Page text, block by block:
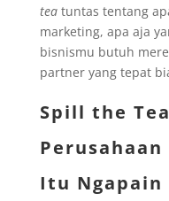
teatuntas tentang
marketing, apa aja
bisnismu butuh
partner yang tepat
Spill the
Itu Ngapain